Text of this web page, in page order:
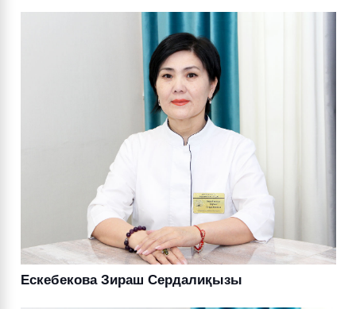
Ескебекова Зираш Сердалиқызы